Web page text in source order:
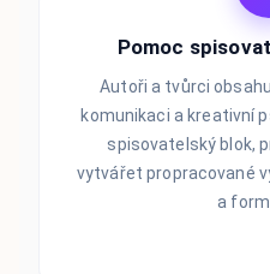
Pomoc
Autoři a tvůrci
komunikaci a kreativní
spisovatelský blok,
vytvářet propracované
a